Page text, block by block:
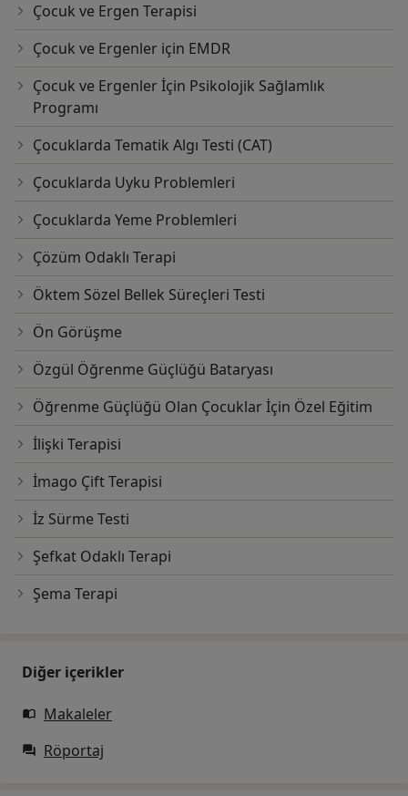
Çocuk ve Ergen Terapisi
Çocuk ve Ergenler için EMDR
Çocuk ve Ergenler İçin Psikolojik Sağlamlık
Programı
Çocuklarda Tematik Algı Testi (CAT)
Çocuklarda Uyku Problemleri
Çocuklarda Yeme Problemleri
Çözüm Odaklı Terapi
Öktem Sözel Bellek Süreçleri Testi
Ön Görüşme
Özgül Öğrenme Güçlüğü Bataryası
Öğrenme Güçlüğü Olan Çocuklar İçin Özel Eğitim
İlişki Terapisi
İmago Çift Terapisi
İz Sürme Testi
Şefkat Odaklı Terapi
Şema Terapi
Diğer içerikler
Makaleler
Röportaj